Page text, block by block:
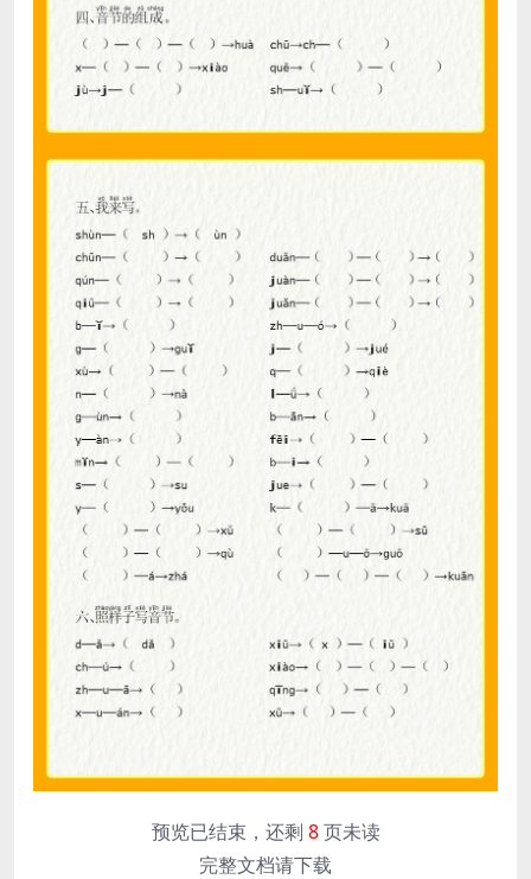
预览已结束，还剩 8页未读
完整文档请下载